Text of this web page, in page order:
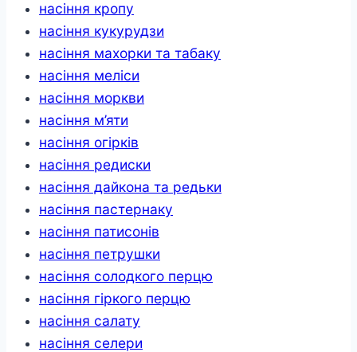
насіння кропу
насіння кукурудзи
насіння махорки та табаку
насіння меліси
насіння моркви
насіння м’яти
насіння огірків
насіння редиски
насіння дайкона та редьки
насіння пастернаку
насіння патисонів
насіння петрушки
насіння солодкого перцю
насіння гіркого перцю
насіння салату
насіння селери